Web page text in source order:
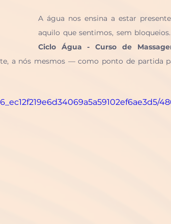
A água nos ensina a estar
Ciclo Água - Curso de
a nós mesmos — como ponto de partida